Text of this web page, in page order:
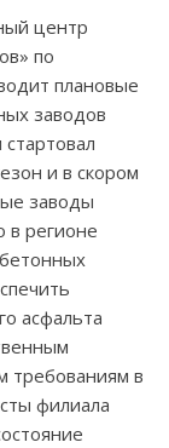
центр
по
плановые
заводов
и в скором
заводы
в регионе
асфальта
требованиям в
филиала